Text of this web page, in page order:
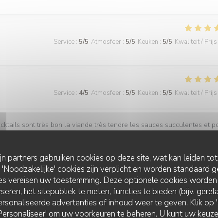
partners gebruiken cookies op deze site, wat kan leiden
cookies zijn verplicht en worden standaard
vereisen uw toestemming. Deze optionele cookies
het sitepubliek te meten, functies te bieden (bijv.
advertenties of inhoud weer te geven. Klik op
om uw voorkeuren te beheren. U kunt uw
Service : 5/5 Atmosfeer : 5/5 Keuken : 5/5 Kwaliteit / Prijs
Service : 4/5 Atmosfeer : 5/5 Keuken : 5/5 Kwaliteit / Prijs
sont très bon la viande très tendre les sauces succulentes et
abordable.
Service: 5/5 Atmosfeer: 5/5 Keuken: 5/5 Kwaliteit / Prijs